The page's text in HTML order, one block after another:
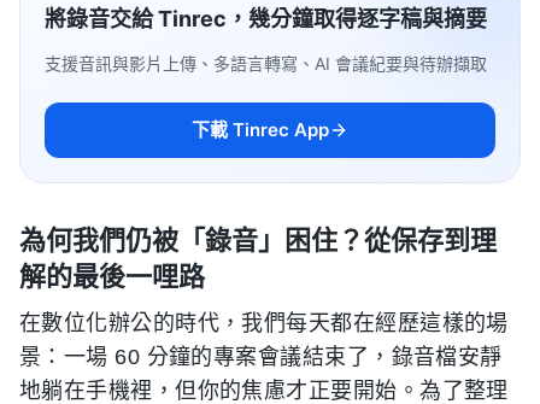
將錄音交給 Tinrec，幾分鐘取得逐字稿與摘要
支援音訊與影片上傳、多語言轉寫、AI 會議紀要與待辦擷取
下載 Tinrec App
為何我們仍被「錄音」困住？從保存到理
解的最後一哩路
在數位化辦公的時代，我們每天都在經歷這樣的場
景：一場 60 分鐘的專案會議結束了，錄音檔安靜
地躺在手機裡，但你的焦慮才正要開始。為了整理